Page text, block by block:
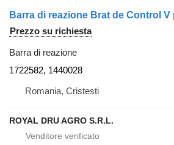
Prezzo su richiesta
Barra di reazione
1722582, 1440028
Romania, Cristesti
ROYAL DRU AGRO S.R.L.